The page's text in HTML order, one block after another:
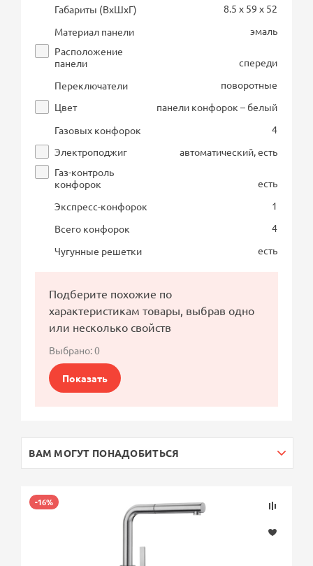
Габариты (ВхШхГ)
8.5 x 59 x 52
Материал панели
эмаль
Расположение
панели
спереди
Переключатели
поворотные
Цвет
панели конфорок – белый
Газовых конфорок
4
Электроподжиг
автоматический, есть
Газ-контроль
конфорок
есть
Экспресс-конфорок
1
Всего конфорок
4
Чугунные решетки
есть
Подберите похожие по
характеристикам товары, выбрав одно
или несколько свойств
Выбрано:0
Показать
ВАМ МОГУТ ПОНАДОБИТЬСЯ
-16%